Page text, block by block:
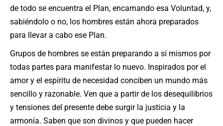
de todo se encuentra el Plan, encarnando esa Voluntad, y,
sabiéndolo o no, los hombres están ahora preparados
para llevar a cabo ese Plan.
Grupos de hombres se están preparando a sí mismos por
todas partes para manifestar lo nuevo. Inspirados por el
amor y el espíritu de necesidad conciben un mundo más
sencillo y razonable. Ven que a partir de los desequilibrios
y tensiones del presente debe surgir la justicia y la
armonía. Saben que son divinos y que pueden hacer